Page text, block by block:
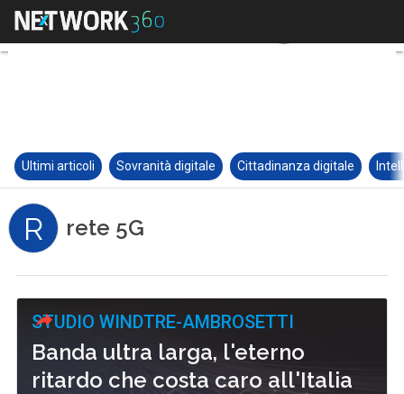
Ultimi articoli Sovranità digitale Cittadinanza digitale
R rete 5G
STUDIO WINDTRE-AMBROSETTI
Banda ultra larga, l'eterno
ritardo che costa caro all'Italia